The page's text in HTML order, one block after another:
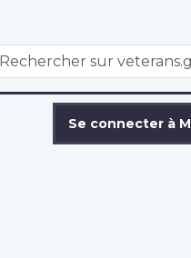
WxT
Se connecter à